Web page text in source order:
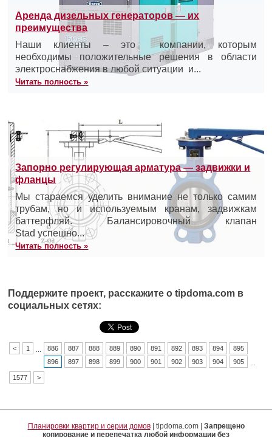
Аренда дизельных генераторов — их
преимущества
Наши клиенты – это компании, которым
необходимы положительные решения в области
электроснабжения в любой ситуации и...
Читать полность »
Запорно регулирующая арматура — задвижки и
фланцы
Мы стараемся уделить внимание не только самим
трубам, но и используемым кранам, задвижкам
баттерфляй. Балансировочный клапан
Stad успешно...
Читать полность »
Поддержите проект, расскажите о tipdoma.com в
социальных сетях:
< 1 886 887 888 889 890 891 892 893 894
895
896
897 898 899 900 901 902 903 904 905
1577
>
Планировки квартир и серии домов| tipdoma.com | Запрещено
копирование и перепечатка любой информации без